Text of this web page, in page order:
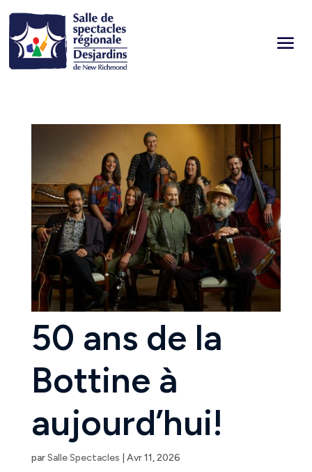
50 ans de la
Bottine à
aujourd’hui!
parSalle Spectacles Avr 11, 2026